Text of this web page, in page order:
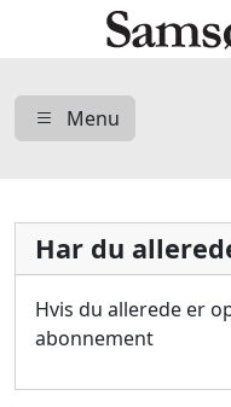
Menu
Har du
Hvis du allerede er
abonnement